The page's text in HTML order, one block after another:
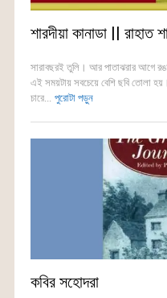
শারদীয়া কানাডা || রাহাত
সারাবছরই তুলি। আর পাতাঝরার আগে
এই সময়টায় সবচেয়ে বেশি ছবি তোলা
চারে... পুরোটা পড়ুন
কবির সহোদরা